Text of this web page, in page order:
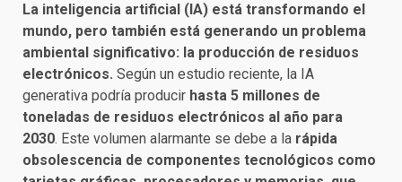
La inteligencia artificial (IA) está transformando el
mundo, pero también está generando un problema
ambiental significativo: la producción de residuos
electrónicos. Según un estudio reciente, la IA
generativa podría producir hasta 5 millones de
toneladas de residuos electrónicos al año para
2030. Este volumen alarmante se debe a la rápida
obsolescencia de componentes tecnológicos como